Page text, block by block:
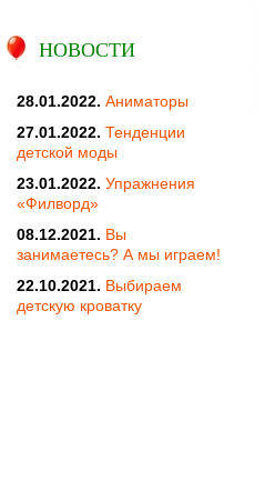
НОВОСТИ
28.01.2022. Аниматоры
27.01.2022. Тенденции
детской моды
23.01.2022. Упражнения
«Филворд»
08.12.2021. Вы
занимаетесь? А мы играем!
22.10.2021. Выбираем
детскую кроватку